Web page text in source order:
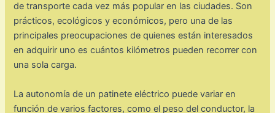
de transporte cada vez más popular en las ciudades. Son
prácticos, ecológicos y económicos, pero una de las
principales preocupaciones de quienes están interesados
en adquirir uno es cuántos kilómetros pueden recorrer con
una sola carga.
La autonomía de un patinete eléctrico puede variar en
función de varios factores, como el peso del conductor, la